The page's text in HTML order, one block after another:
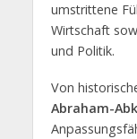
umstrittene
Wirtschaft
und Politik.
Von
Abraham-